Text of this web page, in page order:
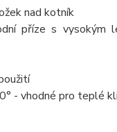
nad kotník
příze s vysokým
- vhodné pro teplé